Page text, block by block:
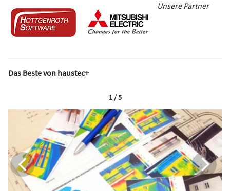
Unsere Partner
Das Beste von haustec+
1 / 5